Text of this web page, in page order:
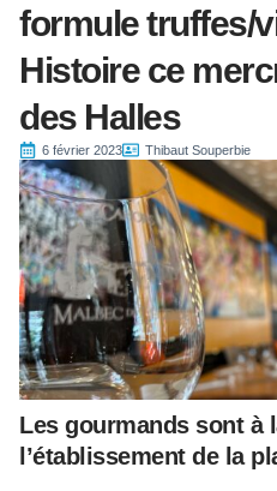
formule truffes/
Histoire ce
des Halles
6 février 2023 Thibaut Souperbie
Les gourmands sont à
l’établissement de la